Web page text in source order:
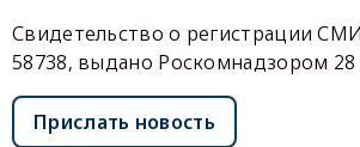
Свидетельство о регистрации
58738, выдано Роскомнадзором 28
Прислать новость